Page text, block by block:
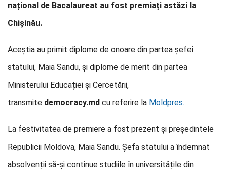
național de Bacalaureat au fost premiați astăzi la
Chișinău.
Aceștia au primit diplome de onoare din partea șefei
statului, Maia Sandu, și diplome de merit din partea
Ministerului Educației și Cercetării,
transmite democracy.md cu referire la Moldpres.
La festivitatea de premiere a fost prezent și președintele
Republicii Moldova, Maia Sandu. Șefa statului a îndemnat
absolvenții să-și continue studiile în universitățile din